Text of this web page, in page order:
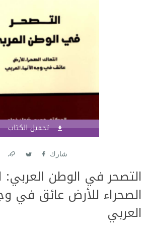
تحميل الكتاب
شارك
التصحر في الوطن العربي:
الصحراء للأرض عائق في
العربي